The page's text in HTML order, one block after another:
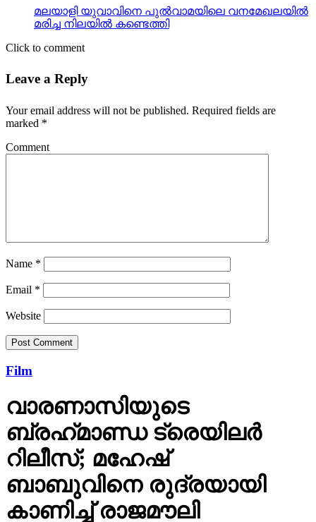
മലയാളി യുവാവിനെ പുല്‍വാമയിലെ വനമേഖലയില്‍
മരിച്ച നിലയില്‍ കണ്ടെത്തി
Click to comment
Leave a Reply
Your email address will not be published. Required fields are
marked *
Comment
Name *
Email *
Website
Film
വാരണാസിയുടെ
ബ്രഹ്‌മാണ്ഡ ട്രെയിലര്‍
റിലീസ്; മഹേഷ്
ബാബുവിനെ രുദ്രയായി
കാണിച്ച് രാജമൗലി